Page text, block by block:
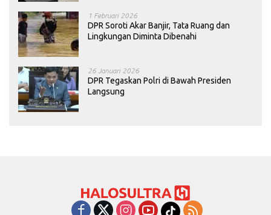
1 Februari 2026
DPR Soroti Akar Banjir, Tata Ruang dan
Lingkungan Diminta Dibenahi
26 Januari 2026
DPR Tegaskan Polri di Bawah Presiden
Langsung